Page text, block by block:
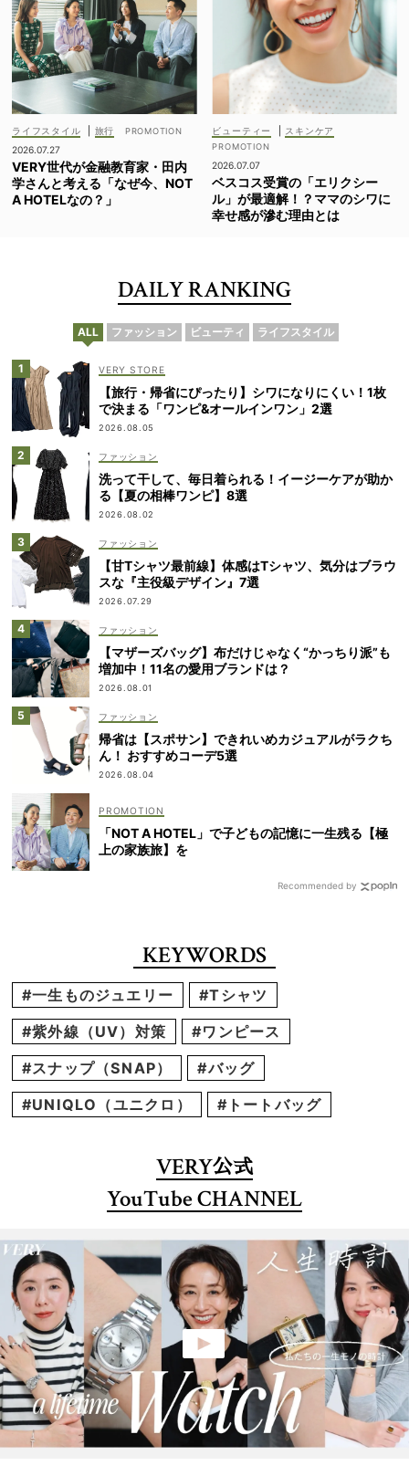
ライフスタイル
旅行
2026.07.27
VERY世代が金融教育家・田内
学さんと考える「なぜ今、NOT
A HOTELなの？」
ビューティー スキンケア
2026.07.07
ベスコス受賞の「エリクシー
ル」が最適解！？ママのシワに
幸せ感が滲む理由とは
DAILY RANKING
ALL ファッション ビューティ ライフスタイル
VERY STORE
【旅行・帰省にぴったり】シワになりにくい！1枚
で決まる「ワンピ&オールインワン」2選
2026.08.05
ファッション
洗って干して、毎日着られる！イージーケアが助か
る【夏の相棒ワンピ】8選
2026.08.02
ファッション
【甘Tシャツ最前線】体感はTシャツ、気分はブラウ
スな『主役級デザイン』7選
2026.07.29
ファッション
【マザーズバッグ】布だけじゃなく“かっちり派”も
増加中！11名の愛用ブランドは？
2026.08.01
ファッション
帰省は【スポサン】できれいめカジュアルがラクち
ん！ おすすめコーデ5選
2026.08.04
「NOT A HOTEL」で子どもの記憶に一生残る【極
上の家族旅】を
Recommended by
KEYWORDS
#一生ものジュエリー
#Tシャツ
#紫外線（UV）対策
#ワンピース
#スナップ（SNAP）
#バッグ
#UNIQLO（ユニクロ）
#トートバッグ
VERY公式
YouTube CHANNEL